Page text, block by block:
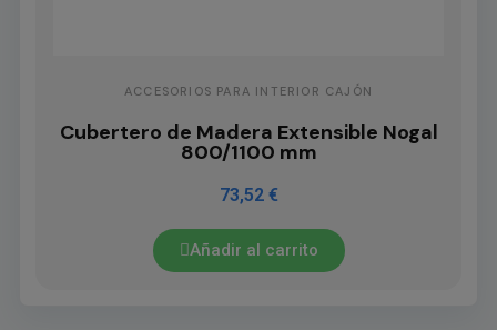
ACCESORIOS PARA INTERIOR CAJÓN
Cubertero de Madera Extensible Nogal
800/1100 mm
73,52 €
Añadir al carrito